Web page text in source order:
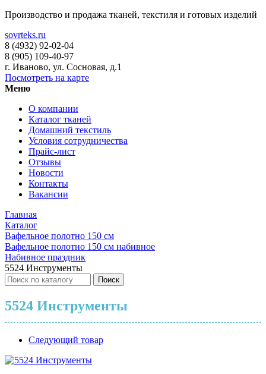
Производство и продажа тканей, текстиля и готовых изделий
sovrteks.ru
8 (4932) 92-02-04
8 (905) 109-40-97
г. Иваново, ул. Сосновая, д.1
Посмотреть на карте
Меню
О компании
Каталог тканей
Домашний текстиль
Условия сотрудничества
Прайс-лист
Отзывы
Новости
Контакты
Вакансии
Главная
Каталог
Вафельное полотно 150 см
Вафельное полотно 150 см набивное
Набивное праздник
5524 Инструменты
Поиск
5524 Инструменты
Следующий товар